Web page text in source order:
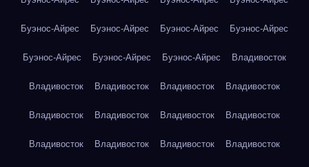
Буэнос-Айрес Буэнос-Айрес Буэнос-Айрес Буэнос-Айрес
Буэнос-Айрес Буэнос-Айрес Буэнос-Айрес Владивосток
Владивосток Владивосток Владивосток Владивосток
Владивосток Владивосток Владивосток Владивосток
Владивосток Владивосток Владивосток Владивосток